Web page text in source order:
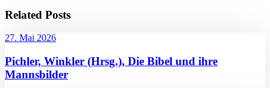
Related Posts
27. Mai 2026
Pichler, Winkler (Hrsg.), Die Bibel und ihre
Mannsbilder